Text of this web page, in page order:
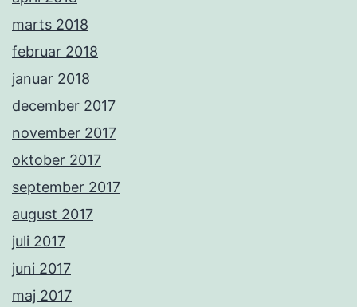
marts 2018
februar 2018
januar 2018
december 2017
november 2017
oktober 2017
september 2017
august 2017
juli 2017
juni 2017
maj 2017